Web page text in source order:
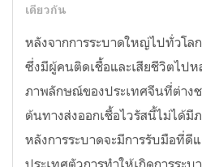
เดียวกัน
หลังจากการระบาดใหญ่ไปทั่วโล
ซึ่งมีผู้คนติดเชื้อและเสียชีวิตไปห
ภาพลักษณ์ของประเทศจีนที่ต่าง
ต้นทางส่งออกเชื้อไวรัสนี้ไม่ได้
หลังการระบาดจะมีการรับมือที่ดี
ประเทศตัวการทำให้เกิดการระบ